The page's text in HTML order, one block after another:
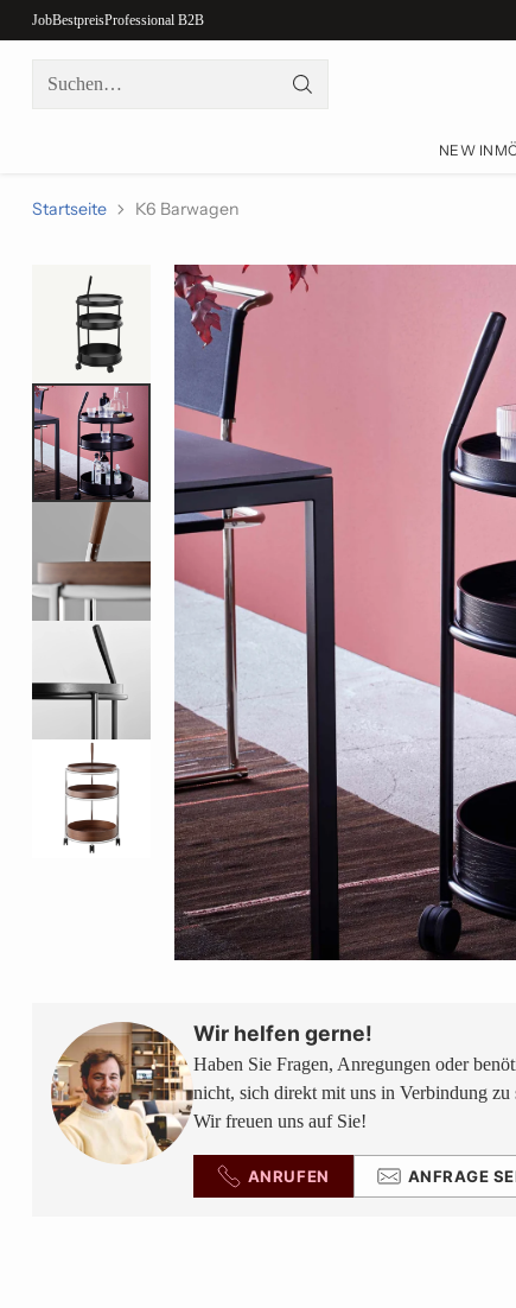
JobBestpreisProfessional B2B
Suchen…
NEW IN
Startseite K6 Barwagen
Wir helfen gerne!
Haben Sie Fragen, Anregungen oder
nicht, sich direkt mit uns in Verbindung zu
Wir freuen uns auf Sie!
ANRUFEN ANFRAGE